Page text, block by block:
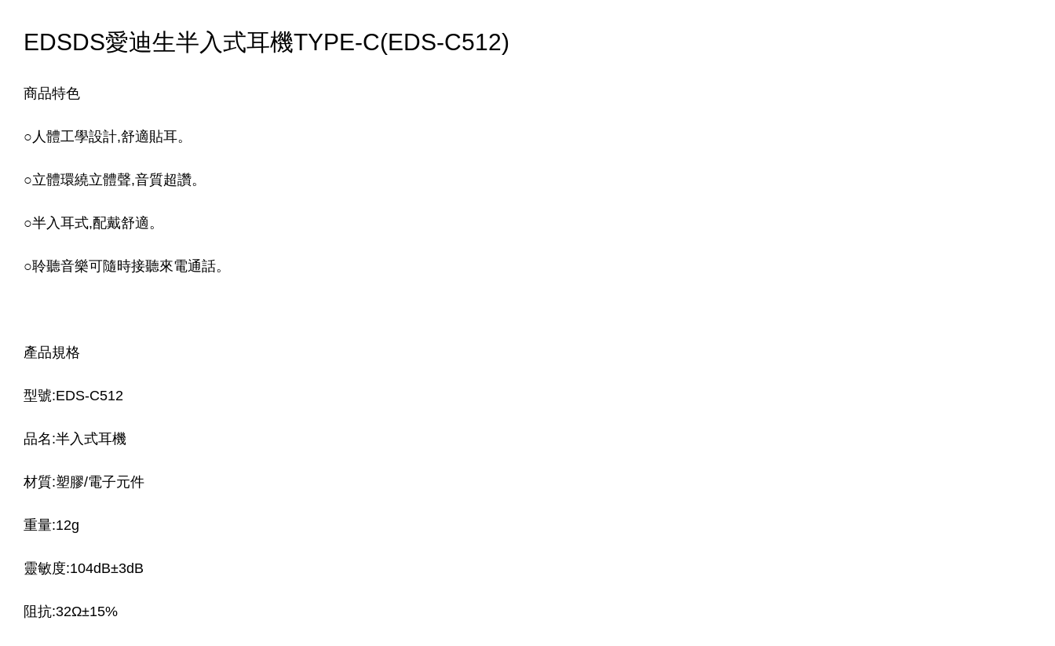
EDSDS愛迪生半入式耳機TYPE-C(EDS-C512)
商品特色
○人體工學設計,舒適貼耳。
○立體環繞立體聲,音質超讚。
○半入耳式,配戴舒適。
○聆聽音樂可隨時接聽來電通話。
產品規格
型號:EDS-C512
品名:半入式耳機
材質:塑膠/電子元件
重量:12g
靈敏度:104dB±3dB
阻抗:32Ω±15%